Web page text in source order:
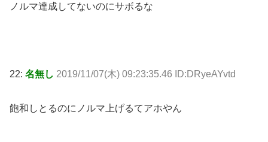
ノルマ達成してないのにサボるな
22: 名無し 2019/11/07(木) 09:23:35.46 ID:DRyeAYvtd
飽和しとるのにノルマ上げるてアホやん